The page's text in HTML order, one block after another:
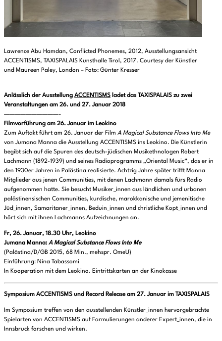
Lawrence Abu Hamdan, Conflicted Phonemes, 2012, Ausstellungsansicht
ACCENTISMS, TAXISPALAIS Kunsthalle Tirol, 2017. Courtesy der Künstler
und Maureen Paley, London – Foto: Günter Kresser
Anlässlich der Ausstellung ACCENTISMS ladet das TAXISPALAIS zu zwei
Veranstaltungen am 26. und 27. Januar 2018
——————————-
Filmvorführung am 26. Januar im Leokino
Zum Auftakt führt am 26. Januar der Film A Magical Substance Flows Into Me
von Jumana Manna die Ausstellung ACCENTISMS ins Leokino. Die Künstlerin
begibt sich auf die Spuren des deutsch-jüdischen Musikethnologen Robert
Lachmann (1892-1939) und seines Radioprogramms „Oriental Music“, das er in
den 1930er Jahren in Palästina realisierte. Achtzig Jahre später trifft Manna
Mitglieder aus jenen Communities, mit denen Lachmann damals fürs Radio
aufgenommen hatte. Sie besucht Musiker_innen aus ländlichen und urbanen
palästinensischen Communities, kurdische, marokkanische und jemenitische
Jüd_innen, Samaritaner_innen, Beduin_innen und christliche Kopt_innen und
hört sich mit ihnen Lachmanns Aufzeichnungen an.
Fr, 26. Januar, 18.30 Uhr, Leokino
Jumana Manna: A Magical Substance Flows Into Me
(Palästina/D/GB 2015, 68 Min., mehspr. OmeU)
Einführung: Nina Tabassomi
In Kooperation mit dem Leokino. Eintrittskarten an der Kinokasse
Symposium ACCENTISMS und Record Release am 27. Januar im TAXISPALAIS
Im Symposium treffen von den ausstellenden Künstler_innen hervorgebrachte
Spielarten von ACCENTISMS auf Formulierungen anderer Expert_innen, die in
Innsbruck forschen und wirken.